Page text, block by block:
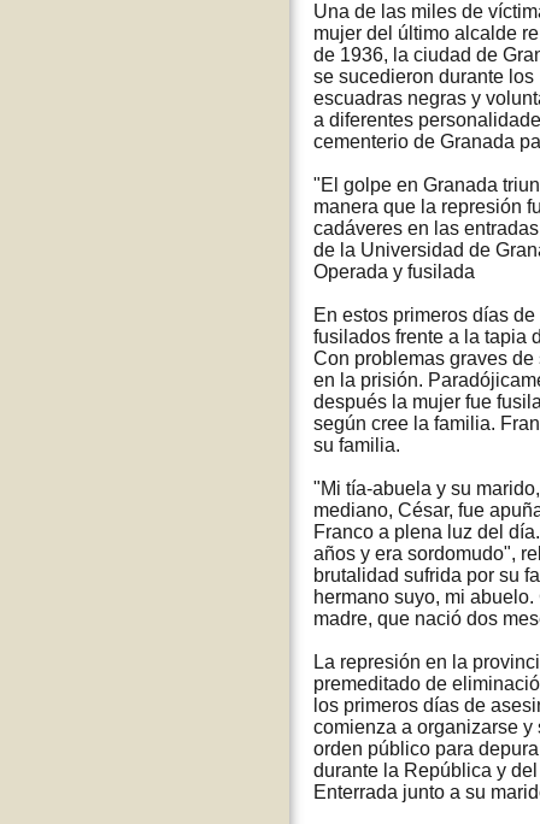
Una de las miles de
mujer del último alcalde
de 1936, la ciudad de
se sucedieron durante
escuadras negras y
a diferentes
cementerio de Granada
"El golpe en Granada
manera que la represión
cadáveres en las
de la Universidad de
Operada y fusilada
En estos primeros días
fusilados frente a la tapia
Con problemas graves
en la prisión.
después la mujer fue
según cree la familia.
su familia.
"Mi tía-abuela y su
mediano, César, fue
Franco a plena luz del
años y era sordomudo",
brutalidad sufrida por su
hermano suyo, mi
madre, que nació dos
La represión en la
premeditado de
los primeros días de
comienza a organizarse
orden público para
durante la República y
Enterrada junto a su